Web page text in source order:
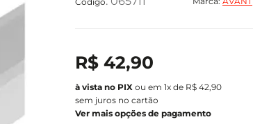
R$ 42,90
ou em 1x de R$ 42,90
sem juros no cartão
Ver mais opções de pagamento